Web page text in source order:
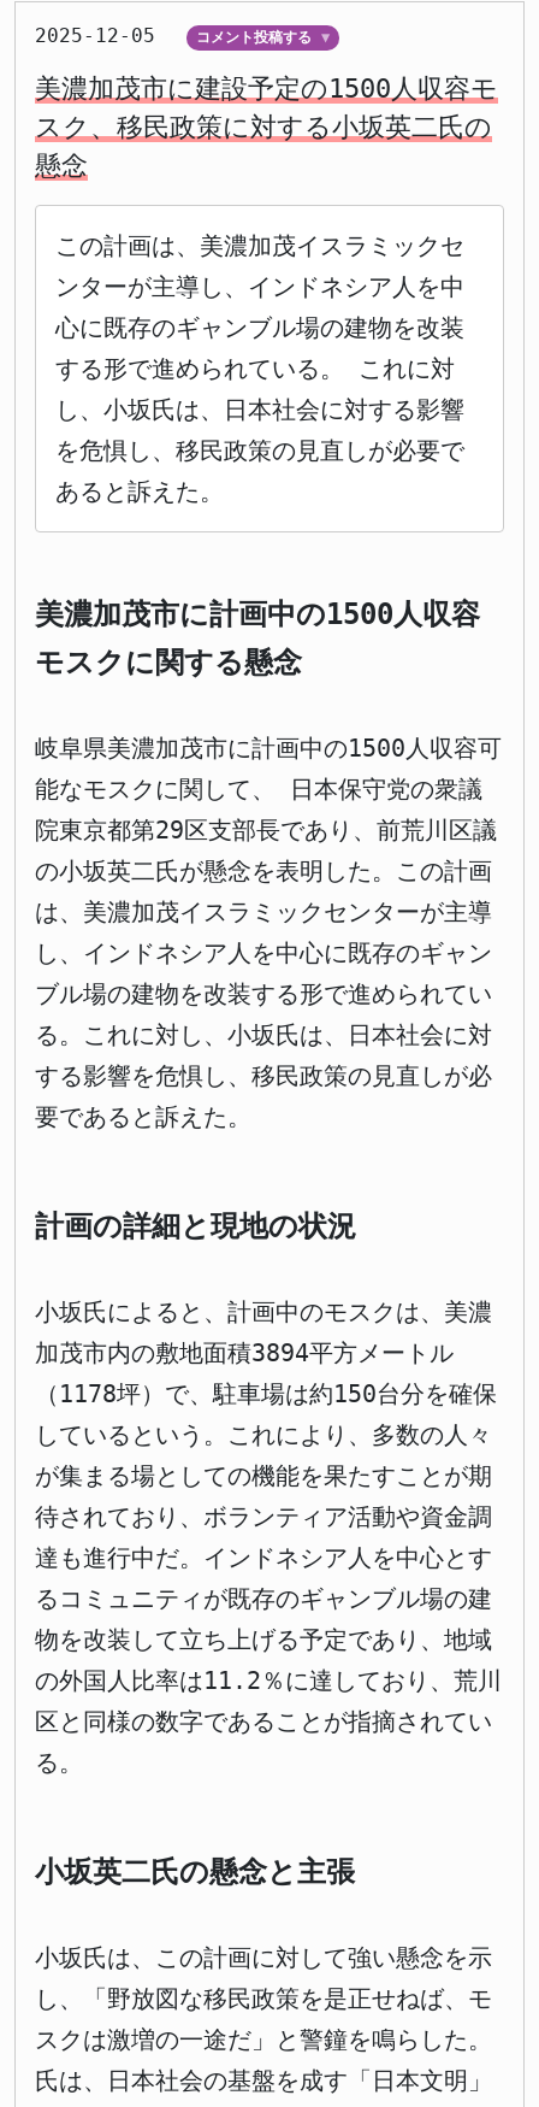
2025-12-05 コメント投稿する ▼
美濃加茂市に建設予定の1500人収容モ
スク、移民政策に対する小坂英二氏の
懸念
この計画は、美濃加茂イスラミックセ
ンターが主導し、インドネシア人を中
心に既存のギャンブル場の建物を改装
する形で進められている。 これに対
し、小坂氏は、日本社会に対する影響
を危惧し、移民政策の見直しが必要で
あると訴えた。
美濃加茂市に計画中の1500人収容
モスクに関する懸念
岐阜県美濃加茂市に計画中の1500人収容可
能なモスクに関して、 日本保守党の衆議
院東京都第29区支部長であり、前荒川区議
の小坂英二氏が懸念を表明した。この計画
は、美濃加茂イスラミックセンターが主導
し、インドネシア人を中心に既存のギャン
ブル場の建物を改装する形で進められてい
る。これに対し、小坂氏は、日本社会に対
する影響を危惧し、移民政策の見直しが必
要であると訴えた。
計画の詳細と現地の状況
小坂氏によると、計画中のモスクは、美濃
加茂市内の敷地面積3894平方メートル
（1178坪）で、駐車場は約150台分を確保
しているという。これにより、多数の人々
が集まる場としての機能を果たすことが期
待されており、ボランティア活動や資金調
達も進行中だ。インドネシア人を中心とす
るコミュニティが既存のギャンブル場の建
物を改装して立ち上げる予定であり、地域
の外国人比率は11.2％に達しており、荒川
区と同様の数字であることが指摘されてい
る。
小坂英二氏の懸念と主張
小坂氏は、この計画に対して強い懸念を示
し、「野放図な移民政策を是正せねば、モ
スクは激増の一途だ」と警鐘を鳴らした。
氏は、日本社会の基盤を成す「日本文明」